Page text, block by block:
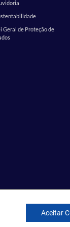
Geral de Proteção de
Suá, Vitória - ES,
Aceitar